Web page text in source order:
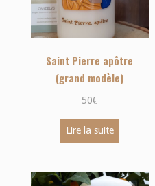
Saint Pierre apôtre
(grand modèle)
50€
Lire la suite